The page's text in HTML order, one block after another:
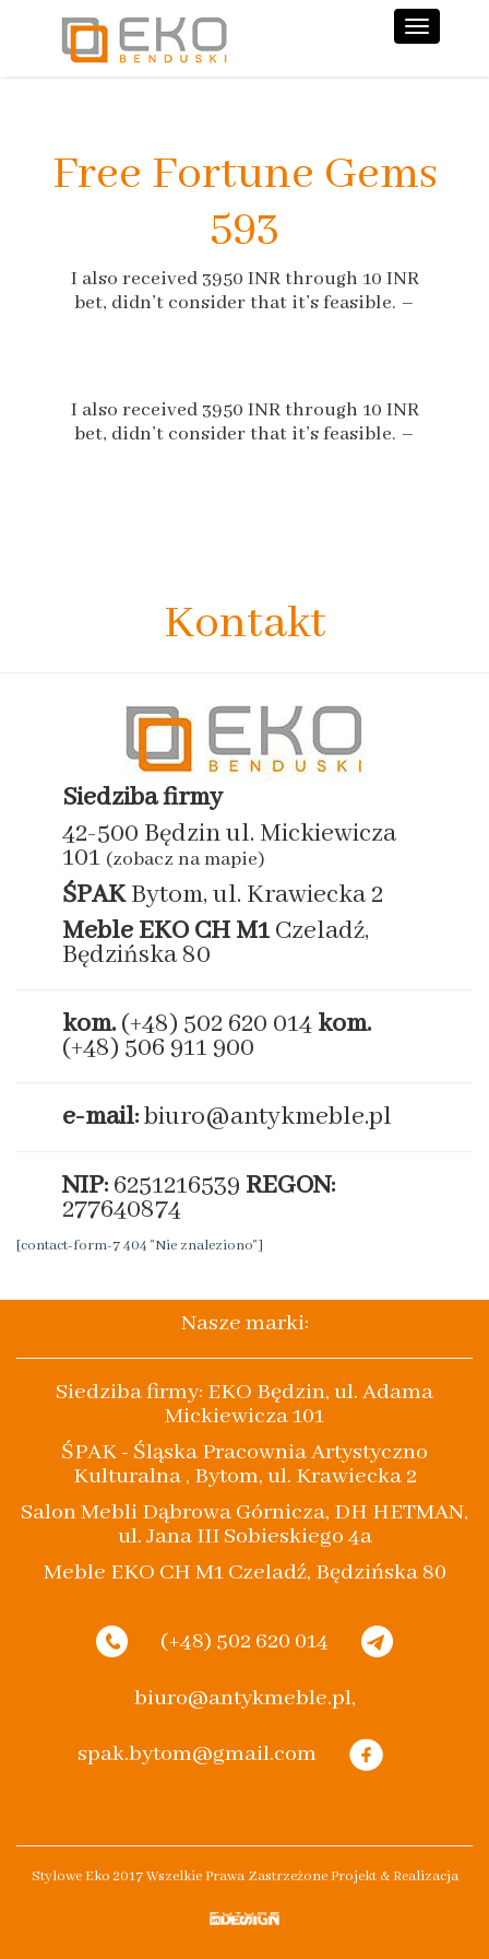
Free Fortune Gems
593
I also received 3950 INR through 10 INR
bet, didn’t consider that it’s feasible. –
I also received 3950 INR through 10 INR
bet, didn’t consider that it’s feasible. –
Kontakt
Siedziba firmy
42-500 Będzin ul. Mickiewicza
101 (zobacz na mapie)
ŚPAKBytom, ul. Krawiecka 2
Meble EKO CH M1Czeladź,
Będzińska 80
kom. (+48) 502 620 014 kom.
(+48) 506 911 900
e-mail:biuro@antykmeble.pl
NIP: 6251216539 REGON:
277640874
[contact-form-7 404 "Nie znaleziono"]
Nasze marki:
Siedziba firmy: EKO Będzin, ul. Adama
Mickiewicza 101
ŚPAK - Śląska Pracownia Artystyczno
Kulturalna , Bytom, ul. Krawiecka 2
Salon Mebli Dąbrowa Górnicza, DH HETMAN,
ul. Jana III Sobieskiego 4a
Meble EKO CH M1 Czeladź, Będzińska 80
(+48) 502 620 014
biuro@antykmeble.pl,
spak.bytom@gmail.com
Stylowe Eko 2017 Wszelkie Prawa Zastrzeżone Projekt & Realizacja